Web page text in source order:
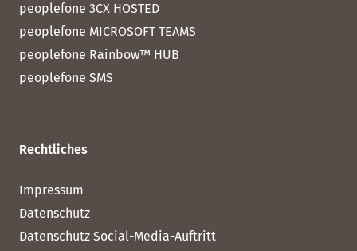
peoplefone 3CX HOSTED
peoplefone MICROSOFT TEAMS
peoplefone Rainbow™ HUB
peoplefone SMS
Rechtliches
Impressum
Datenschutz
Datenschutz Social-Media-Auftritt